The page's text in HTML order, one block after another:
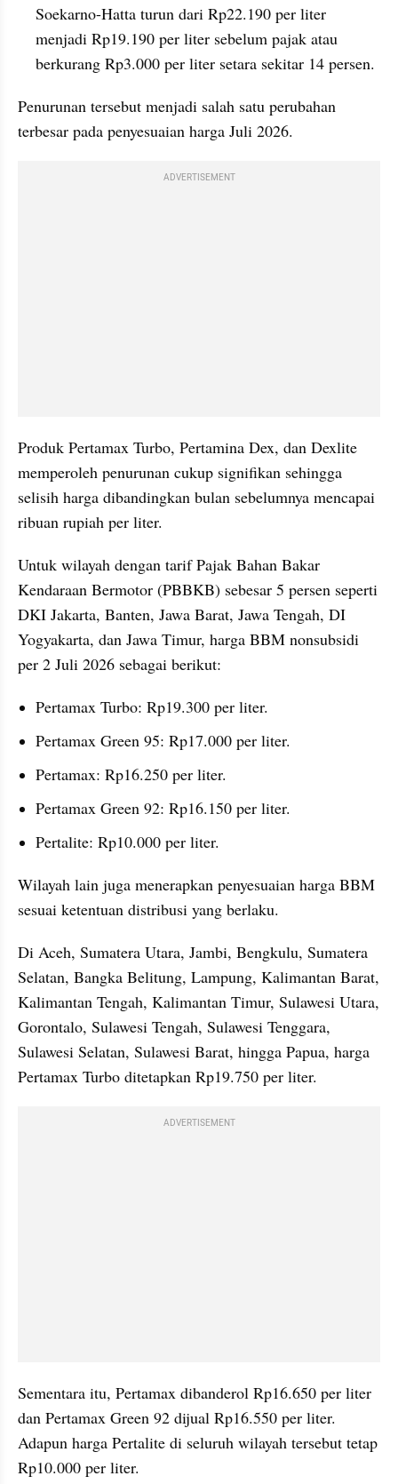
Soekarno-Hatta turun dari Rp22.190 per liter
menjadi Rp19.190 per liter sebelum pajak atau
berkurang Rp3.000 per liter setara sekitar 14 persen.
Penurunan tersebut menjadi salah satu perubahan
terbesar pada penyesuaian harga Juli 2026.
ADVERTISEMENT
Produk Pertamax Turbo, Pertamina Dex, dan Dexlite
memperoleh penurunan cukup signifikan sehingga
selisih harga dibandingkan bulan sebelumnya mencapai
ribuan rupiah per liter.
Untuk wilayah dengan tarif Pajak Bahan Bakar
Kendaraan Bermotor (PBBKB) sebesar 5 persen seperti
DKI Jakarta, Banten, Jawa Barat, Jawa Tengah, DI
Yogyakarta, dan Jawa Timur, harga BBM nonsubsidi
per 2 Juli 2026 sebagai berikut:
Pertamax Turbo: Rp19.300 per liter.
Pertamax Green 95: Rp17.000 per liter.
Pertamax: Rp16.250 per liter.
Pertamax Green 92: Rp16.150 per liter.
Pertalite: Rp10.000 per liter.
Wilayah lain juga menerapkan penyesuaian harga BBM
sesuai ketentuan distribusi yang berlaku.
Di Aceh, Sumatera Utara, Jambi, Bengkulu, Sumatera
Selatan, Bangka Belitung, Lampung, Kalimantan Barat,
Kalimantan Tengah, Kalimantan Timur, Sulawesi Utara,
Gorontalo, Sulawesi Tengah, Sulawesi Tenggara,
Sulawesi Selatan, Sulawesi Barat, hingga Papua, harga
Pertamax Turbo ditetapkan Rp19.750 per liter.
ADVERTISEMENT
Sementara itu, Pertamax dibanderol Rp16.650 per liter
dan Pertamax Green 92 dijual Rp16.550 per liter.
Adapun harga Pertalite di seluruh wilayah tersebut tetap
Rp10.000 per liter.